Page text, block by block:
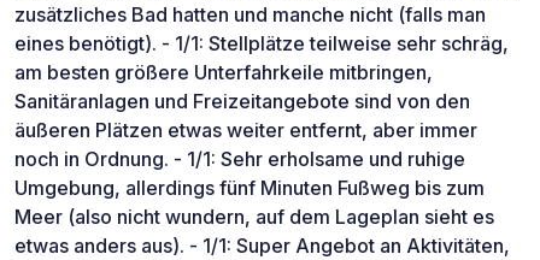
zusätzliches Bad hatten und manche nicht (falls man
eines benötigt). - 1/1: Stellplätze teilweise sehr schräg,
am besten größere Unterfahrkeile mitbringen,
Sanitäranlagen und Freizeitangebote sind von den
äußeren Plätzen etwas weiter entfernt, aber immer
noch in Ordnung. - 1/1: Sehr erholsame und ruhige
Umgebung, allerdings fünf Minuten Fußweg bis zum
Meer (also nicht wundern, auf dem Lageplan sieht es
etwas anders aus). - 1/1: Super Angebot an Aktivitäten,